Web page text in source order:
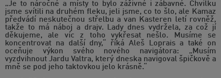
„Je to náročné a místy to bylo záživné i zábavné. Chvilku
jsme svítili na druhém fleku, jeli jsme, co to šlo, ale Kamaz
předvádí neskutečnou střelbu a van Kasteren letí rovněž,
takže to má náboj a drajv. Lady dnes vydržela, za což jí
děkujeme, ale víc z toho vykřesat nešlo. Musíme se
koncentrovat na další dny,“ říká Aleš Loprais a také on
oceňuje výkon svého nového navigátora: „Musím
vyzdvihnout Jardu Valtra, který dneska navigoval špičkově a
mně se pod jeho taktovkou jelo krásně.“